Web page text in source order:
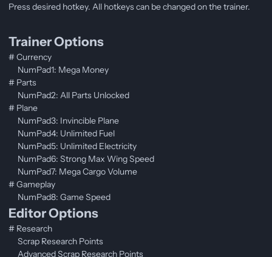
Press desired hotkey. All hotkeys can be changed on the trainer.
Trainer Options
# Currency
NumPad1: Mega Money
# Parts
NumPad2: All Parts Unlocked
# Plane
NumPad3: Invincible Plane
NumPad4: Unlimited Fuel
NumPad5: Unlimited Electricity
NumPad6: Strong Max Wing Speed
NumPad7: Mega Cargo Volume
# Gameplay
NumPad8: Game Speed
Editor Options
# Research
Scrap Research Points
Advanced Scrap Research Points